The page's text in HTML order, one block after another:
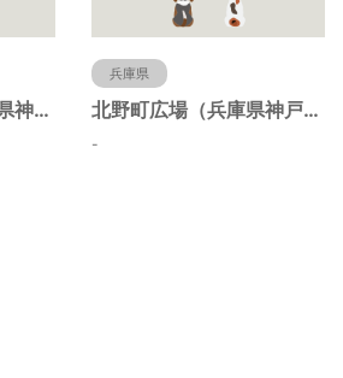
北野町中公園（兵庫県神戸市）
兵庫県
北野町広場（兵庫県神戸市）
-